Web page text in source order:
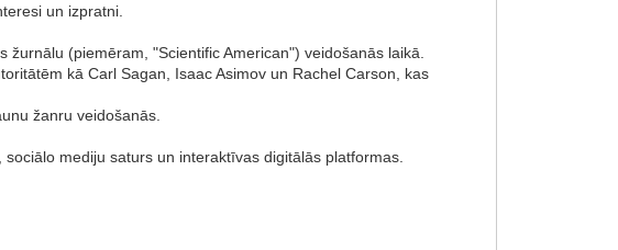
un izpratni.
(piemēram, "Scientific American") veidošanās laikā.
kā Carl Sagan, Isaac Asimov un Rachel Carson, kas
žanru veidošanās.
mediju saturs un interaktīvas digitālās platformas.